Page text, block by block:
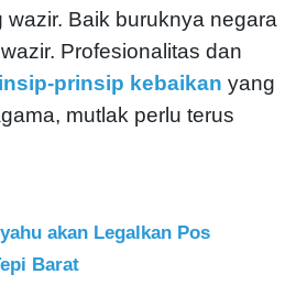
wazir. Baik buruknya negara
Profesionalitas dan
prinsip kebaikan yang
mutlak perlu terus
akan Legalkan Pos
Barat